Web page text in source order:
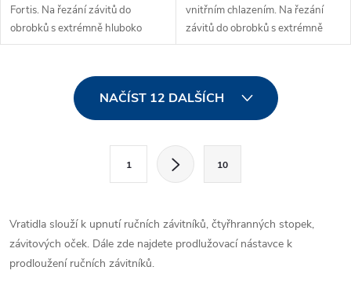
Fortis. Na řezání závitů do
obrobků s extrémně hluboko
uloženými vnitřními závity.
vnitřním chlazením. Na řezání
závitů do obrobků s extrémně
hluboko uloženými vnitřními
d
a
NAČÍST 12 DALŠÍCH
á
n
k
1 10
Vratidla slouží k upnutí ručních závitníků, čtyřhranných stopek,
závitových oček. Dále zde najdete prodlužovací nástavce k
prodloužení ručních závitníků.